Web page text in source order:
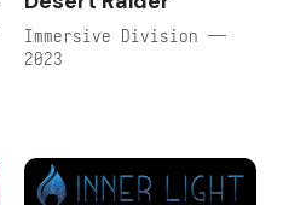
Immersive Division —
2023